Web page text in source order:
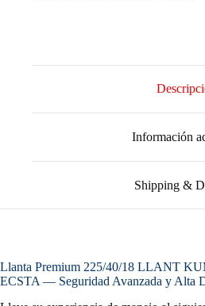
Información
Shipping &
Llanta Premium 225/40/18 LLANT
ECSTA — Seguridad Avanzada y Alta